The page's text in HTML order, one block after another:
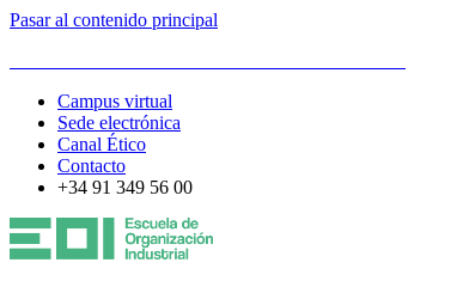
Pasar al contenido principal
Campus virtual
Sede electrónica
Canal Ético
Contacto
+34 91 349 56 00